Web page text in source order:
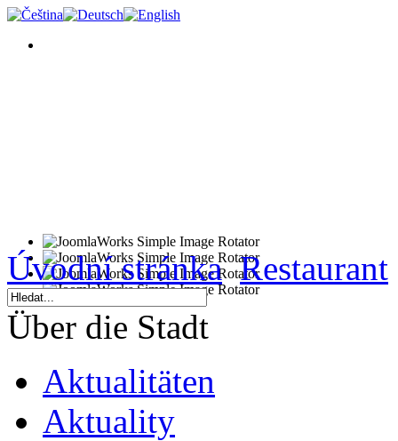
Úvodní stránka Restaurant
Über die Stadt
Aktualitäten
Aktuality